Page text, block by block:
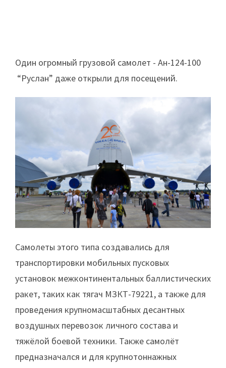
Один огромный грузовой самолет - Ан-124-100
“Руслан” даже открыли для посещений.
Самолеты этого типа создавались для
транспортировки мобильных пусковых
установок межконтинентальных баллистических
ракет, таких как тягач МЗКТ-79221, а также для
проведения крупномасштабных десантных
воздушных перевозок личного состава и
тяжёлой боевой техники. Также самолёт
предназначался и для крупнотоннажных